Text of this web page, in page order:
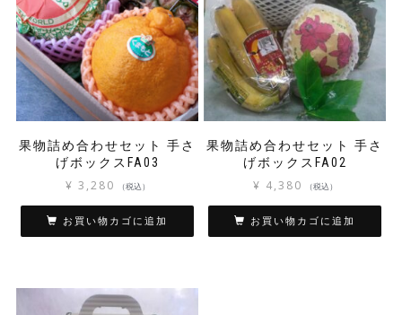
果物詰め合わせセット 手さ
げボックスFA03
¥ 3,280 （税込）
お買い物カゴに追加
果物詰め合わせセット 手さ
げボックスFA02
¥ 4,380 （税込）
お買い物カゴに追加